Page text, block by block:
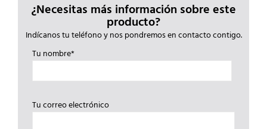
¿Necesitas más información sobre este
producto?
Indícanos tu teléfono y nos pondremos en contacto contigo.
Tu nombre*
Tu correo electrónico